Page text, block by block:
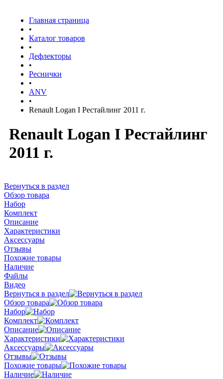
Главная страница
•
Каталог товаров
•
Дефлекторы
•
Реснички
•
ANV
•
Renault Logan I Рестайлинг 2011 г.
Renault Logan I Рестайлинг
2011 г.
Вернуться в раздел
Обзор товара
Набор
Комплект
Описание
Характеристики
Аксессуары
Отзывы
Похожие товары
Наличие
Файлы
Видео
Вернуться в раздел
Обзор товара
Набор
Комплект
Описание
Характеристики
Аксессуары
Отзывы
Похожие товары
Наличие